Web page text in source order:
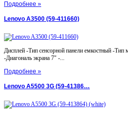
Подробнее »
Lenovo A3500 (59-411660)
Дисплей -Тип сенсорной панели емкостный -Тип
-Диагональ экрана 7" -...
Подробнее »
Lenovo A5500 3G (59-41386…